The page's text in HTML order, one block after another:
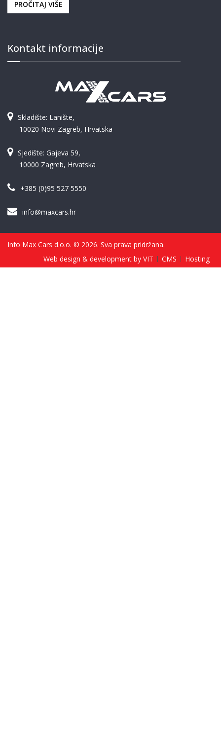
PROČITAJ VIŠE
Kontakt informacije
Skladište: Lanište,
10020 Novi Zagreb, Hrvatska
Sjedište: Gajeva 59,
10000 Zagreb, Hrvatska
+385 (0)95 527 5550
info@maxcars.hr
Info Max Cars d.o.o. © 2026. Sva prava pridržana.
Web design & development by VIT
CMS Hosting